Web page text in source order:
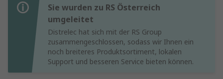
Sie wurden zu RS Österreich
umgeleitet
Distrelec hat sich mit der RS Group
zusammengeschlossen, sodass wir Ihnen ein
noch breiteres Produktsortiment, lokalen
Support und besseren Service bieten können.